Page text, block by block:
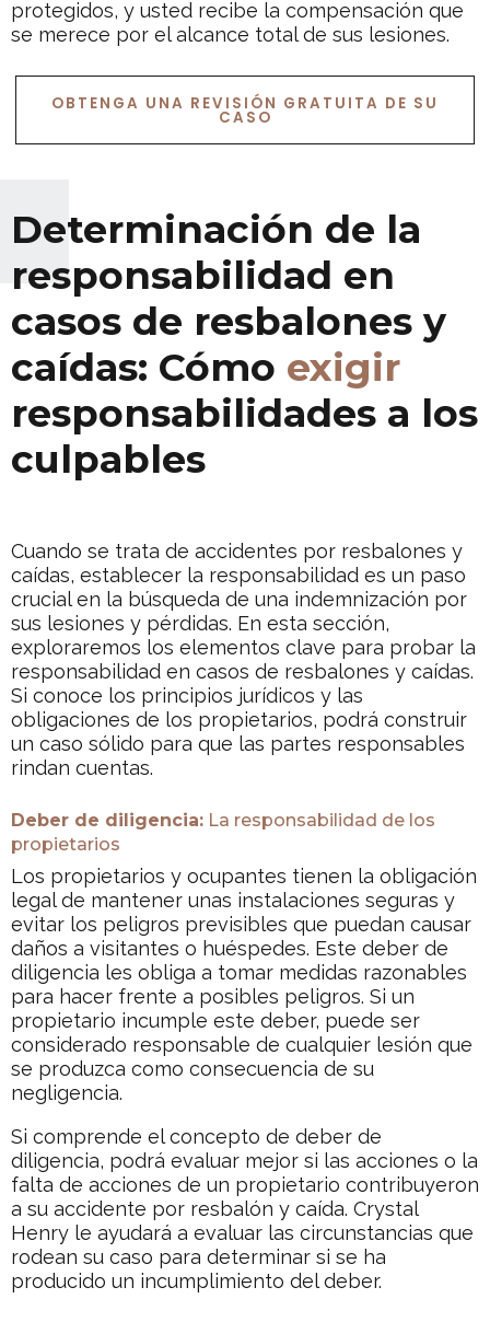
protegidos, y usted recibe la compensación que
se merece por el alcance total de sus lesiones.
OBTENGA UNA REVISIÓN GRATUITA DE SU
CASO
Determinación de la
responsabilidad en
casos de resbalones y
caídas: Cómo exigir
responsabilidades a los
culpables
Cuando se trata de accidentes por resbalones y
caídas, establecer la responsabilidad es un paso
crucial en la búsqueda de una indemnización por
sus lesiones y pérdidas. En esta sección,
exploraremos los elementos clave para probar la
responsabilidad en casos de resbalones y caídas.
Si conoce los principios jurídicos y las
obligaciones de los propietarios, podrá construir
un caso sólido para que las partes responsables
rindan cuentas.
Deber de diligencia: La responsabilidad de los
propietarios
Los propietarios y ocupantes tienen la obligación
legal de mantener unas instalaciones seguras y
evitar los peligros previsibles que puedan causar
daños a visitantes o huéspedes. Este deber de
diligencia les obliga a tomar medidas razonables
para hacer frente a posibles peligros. Si un
propietario incumple este deber, puede ser
considerado responsable de cualquier lesión que
se produzca como consecuencia de su
negligencia.
Si comprende el concepto de deber de
diligencia, podrá evaluar mejor si las acciones o la
falta de acciones de un propietario contribuyeron
a su accidente por resbalón y caída. Crystal
Henry le ayudará a evaluar las circunstancias que
rodean su caso para determinar si se ha
producido un incumplimiento del deber.